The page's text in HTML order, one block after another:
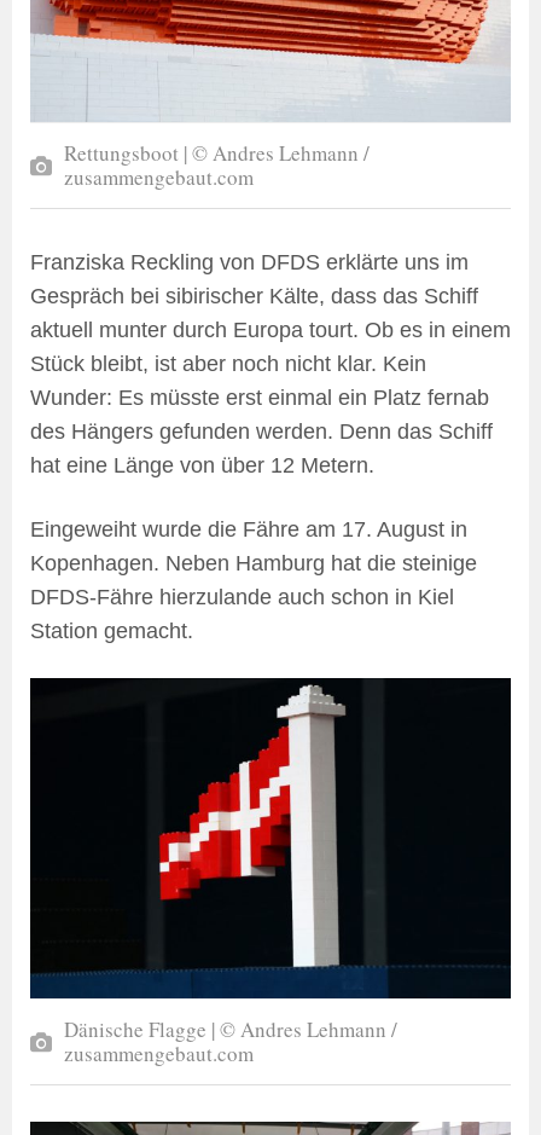
Rettungsboot | © Andres Lehmann /
zusammengebaut.com
Franziska Reckling von DFDS erklärte uns im
Gespräch bei sibirischer Kälte, dass das Schiff
aktuell munter durch Europa tourt. Ob es in einem
Stück bleibt, ist aber noch nicht klar. Kein
Wunder: Es müsste erst einmal ein Platz fernab
des Hängers gefunden werden. Denn das Schiff
hat eine Länge von über 12 Metern.
Eingeweiht wurde die Fähre am 17. August in
Kopenhagen. Neben Hamburg hat die steinige
DFDS-Fähre hierzulande auch schon in Kiel
Station gemacht.
Dänische Flagge | © Andres Lehmann /
zusammengebaut.com